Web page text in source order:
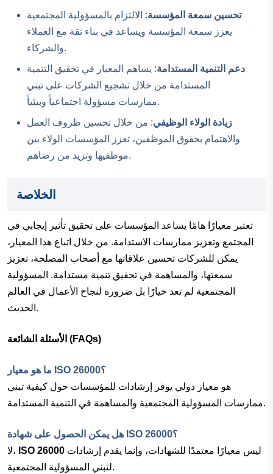
تحسين سمعة المؤسسة: الالتزام بالمسؤولية المجتمعية
يعزز سمعة المؤسسة ويساعد في بناء ثقة مع العملاء
والشركاء.
دعم التنمية المستدامة: يساهم المعيار في تحقيق التنمية
المستدامة من خلال تشجيع الشركات على تبني
ممارسات مسؤولة اجتماعياً وبيئياً.
زيادة الولاء الوظيفي: من خلال تحسين ظروف العمل
والاهتمام بحقوق الموظفين، تعزز المؤسسات الولاء بين
موظفيها وتزيد من رضاهم.
الخلاصة
تعتبر معيارًا هامًا يساعد المؤسسات على تحقيق تأثير إيجابي في
المجتمع وتعزيز ممارسات الاستدامة. من خلال اتباع هذا المعيار،
يمكن للشركات تحسين علاقاتها مع أصحاب المصلحة، تعزيز
سمعتها، والمساهمة في تحقيق تنمية مستدامة. المسؤولية
المجتمعية لم تعد خيارًا بل ضرورة لنجاح الأعمال في العالم
الحديث.
الأسئلة الشائعة (FAQs)
ما هو معيار ISO 26000؟
هو معيار دولي يوفر إرشادات للمؤسسات حول كيفية تبني
ممارسات المسؤولية المجتمعية والمساهمة في التنمية المستدامة.
هل يمكن الحصول على شهادة ISO 26000؟
لا، ISO 26000
لتبني المسؤولية المجتمعية.